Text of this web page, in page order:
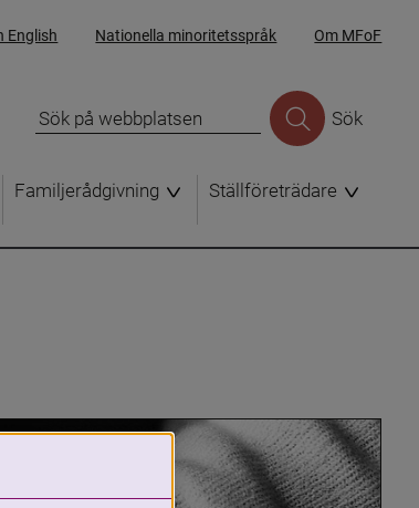
English Nationella minoritetsspråk Om MFoF
Sök
Familjerådgivning Ställföreträdare